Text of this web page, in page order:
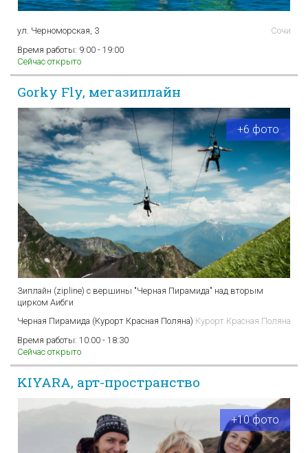
ул. Черноморская, 3
Сочи
Время работы: 9:00 - 19:00
Сейчас открыто
Gorky Fly, мегазиплайн
+6 фото
Зиплайн (zipline) с вершины "Черная Пирамида" над вторым
цирком Аибги
Черная Пирамида (Курорт Красная Поляна) Курорт Красная Поляна
Время работы: 10:00 - 18:30
Сейчас открыто
KIYARA, арт-пространство
+10 фото